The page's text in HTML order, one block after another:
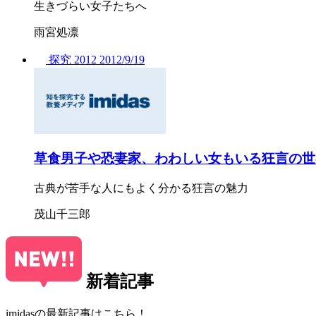
生きづらい女子たちへ
雨宮処凛
探究 2012 2012/9/19
草食男子や恐妻家、わわしい女もいる狂言の
古典が苦手な人にもよく分かる狂言の魅力
茂山千三郎
新着記事
imidasの最新記事はこちら！